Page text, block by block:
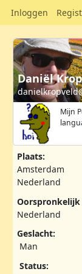
Inloggen
Daniël
Mijn
Plaats:
Amsterdam
Nederland
Nederland
Geslacht:
Man
Status: